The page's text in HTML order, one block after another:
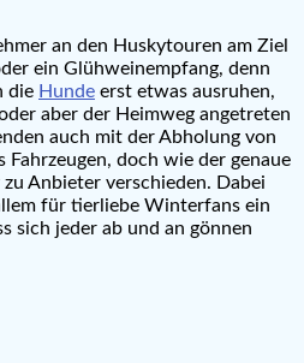
an den Huskytouren am Ziel
ein Glühweinempfang, denn
die Hunde erst etwas ausruhen,
aber der Heimweg angetreten
auch mit der Abholung von
doch wie der genaue
Anbieter verschieden. Dabei
für tierliebe Winterfans ein
sich jeder ab und an gönnen